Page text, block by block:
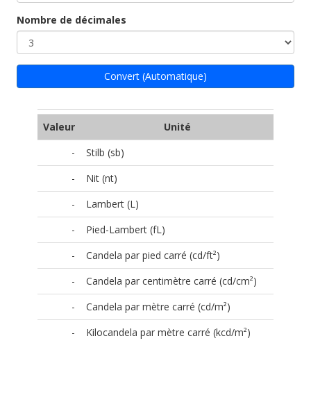
Nombre de décimales
Convert (Automatique)
Valeur
Unité
-
Stilb (sb)
-
Nit (nt)
-
Lambert (L)
-
Pied-Lambert (fL)
-
Candela par pied carré (cd/ft²)
-
Candela par centimètre carré (cd/cm²)
-
Candela par mètre carré (cd/m²)
-
Kilocandela par mètre carré (kcd/m²)